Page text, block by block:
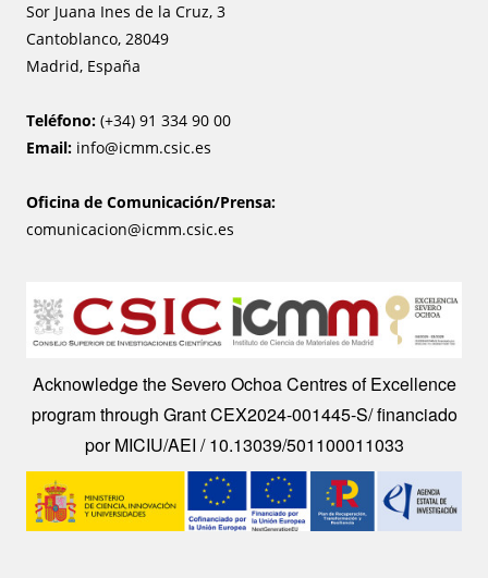
Sor Juana Ines de la Cruz, 3
Cantoblanco, 28049
Madrid, España
Teléfono: (+34) 91 334 90 00
Email: info@icmm.csic.es
Oficina de Comunicación/Prensa:
comunicacion@icmm.csic.es
Image
Acknowledge the Severo Ochoa Centres of Excellence
program through Grant CEX2024-001445-S/ financiado
por MICIU/AEI / 10.13039/501100011033
Image